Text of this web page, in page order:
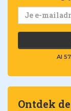
Al
Ontdek